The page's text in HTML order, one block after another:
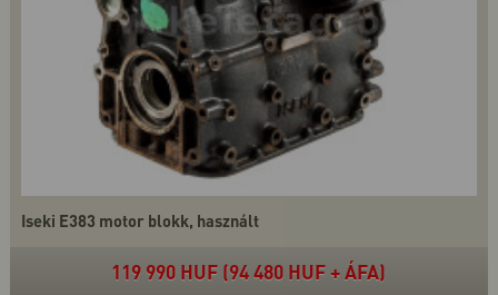
Iseki E383 motor blokk, használt
119 990 HUF (94 480 HUF + ÁFA)